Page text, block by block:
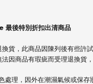
後特別折扣出清商品
貨，此商品因陳列後有些許
因商品有瑕疵而受理退換貨
處理，因外在潮濕氣候或保存